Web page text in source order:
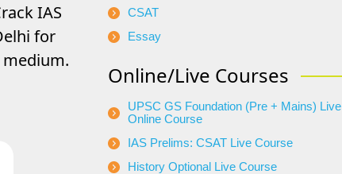
IAS
for
medium.
CSAT
Essay
Online/Live Courses
UPSC GS Foundation (Pre + Mains) Live
Online Course
IAS Prelims: CSAT Live Course
History Optional Live Course